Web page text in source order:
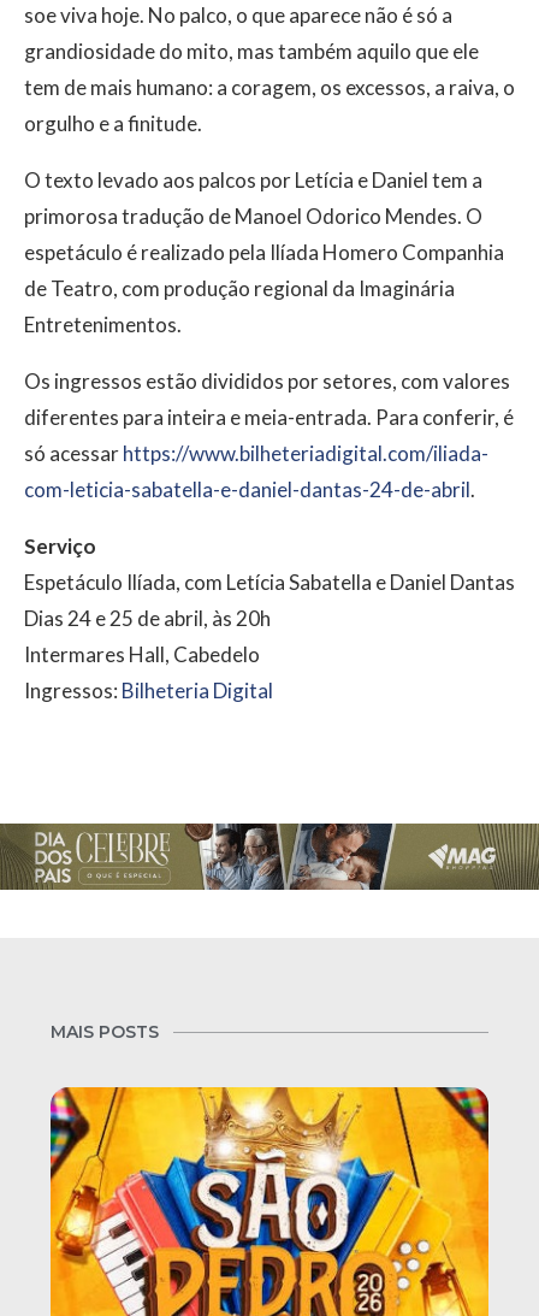
soe viva hoje. No palco, o que aparece não é só a
grandiosidade do mito, mas também aquilo que ele
tem de mais humano: a coragem, os excessos, a raiva, o
orgulho e a finitude.
O texto levado aos palcos por Letícia e Daniel tem a
primorosa tradução de Manoel Odorico Mendes. O
espetáculo é realizado pela Ilíada Homero Companhia
de Teatro, com produção regional da Imaginária
Entretenimentos.
Os ingressos estão divididos por setores, com valores
diferentes para inteira e meia-entrada. Para conferir, é
só acessarhttps://www.bilheteriadigital.com/iliada-
com-leticia-sabatella-e-daniel-dantas-24-de-abril.
Serviço
Espetáculo Ilíada, com Letícia Sabatella e Daniel Dantas
Dias 24 e 25 de abril, às 20h
Intermares Hall, Cabedelo
Ingressos: Bilheteria Digital
MAIS POSTS